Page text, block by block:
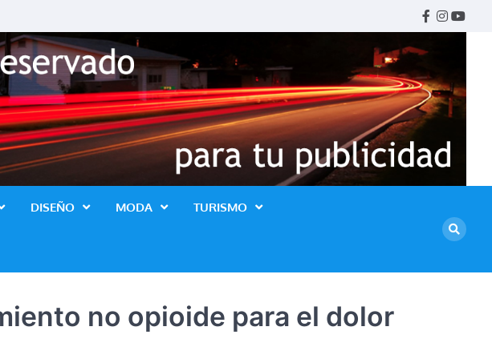
Facebook
DISEÑO MODA TURISMO
no opioide para el dolor